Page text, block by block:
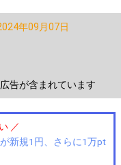
年09月07日
告が含まれています
／
新規1円、さらに1万pt